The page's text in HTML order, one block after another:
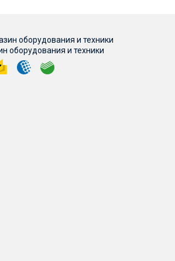
оборудования и техники